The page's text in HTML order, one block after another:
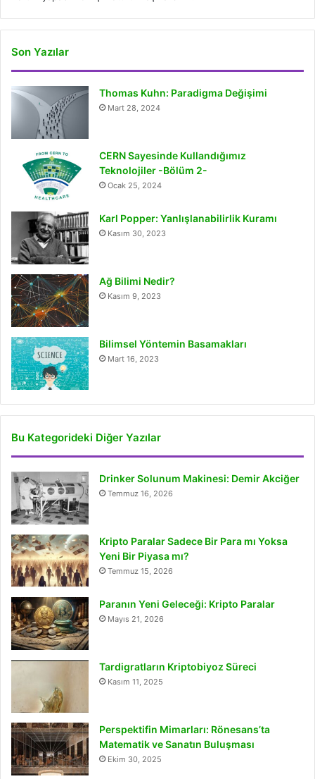
Son Yazılar
Thomas Kuhn: Paradigma Değişimi
Mart 28, 2024
CERN Sayesinde Kullandığımız
Teknolojiler -Bölüm 2-
Ocak 25, 2024
Karl Popper: Yanlışlanabilirlik Kuramı
Kasım 30, 2023
Ağ Bilimi Nedir?
Kasım 9, 2023
Bilimsel Yöntemin Basamakları
Mart 16, 2023
Bu Kategorideki Diğer Yazılar
Drinker Solunum Makinesi: Demir Akciğer
Temmuz 16, 2026
Kripto Paralar Sadece Bir Para mı Yoksa
Yeni Bir Piyasa mı?
Temmuz 15, 2026
Paranın Yeni Geleceği: Kripto Paralar
Mayıs 21, 2026
Tardigratların Kriptobiyoz Süreci
Kasım 11, 2025
Perspektifin Mimarları: Rönesans’ta
Matematik ve Sanatın Buluşması
Ekim 30, 2025